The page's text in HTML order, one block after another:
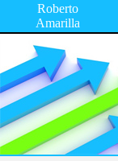
Roberto
Amarilla